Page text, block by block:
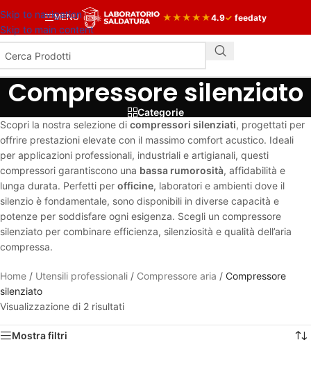
Skip to navigation
Skip to main content
MENU ★★★★★4.9✓ feedaty
Compressore silenziato
Categorie
Scopri la nostra selezione di compressori silenziati, progettati per
offrire prestazioni elevate con il massimo comfort acustico. Ideali
per applicazioni professionali, industriali e artigianali, questi
compressori garantiscono una bassa rumorosità, affidabilità e
lunga durata. Perfetti per officine, laboratori e ambienti dove il
silenzio è fondamentale, sono disponibili in diverse capacità e
potenze per soddisfare ogni esigenza. Scegli un compressore
silenziato per combinare efficienza, silenziosità e qualità dell’aria
compressa.
Home / Utensili professionali / Compressore aria / Compressore
silenziato
Visualizzazione di 2 risultati
Mostra filtri